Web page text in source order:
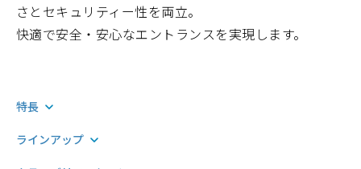
さとセキュリティー性を両立。
快適で安全・安⼼なエントランスを実現します。
特長
ラインアップ